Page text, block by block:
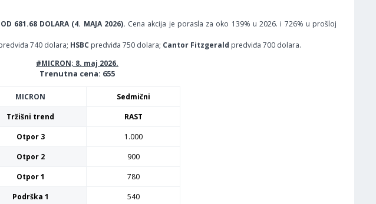
681.68 DOLARA (4. MAJA 2026). Cena akcija je porasla za oko 139% u 2026. i 726% u prošloj
740 dolara; HSBC predviđa 750 dolara; Cantor Fitzgerald predviđa 700 dolara.
#MICRON; 8. maj 2026.
Trenutna cena: 655
MICRON
Sedmični
Tržišni trend
RAST
Otpor 3
1.000
Otpor 2
900
Otpor 1
780
Podrška 1
540